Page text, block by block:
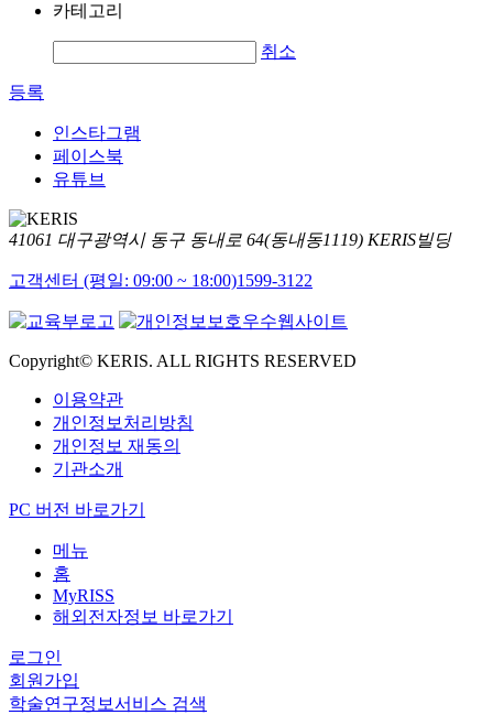
카테고리
취소
등록
인스타그램
페이스북
유튜브
41061 대구광역시 동구 동내로 64(동내동1119) KERIS빌딩
고객센터 (평일: 09:00 ~ 18:00)1599-3122
Copyright© KERIS. ALL RIGHTS RESERVED
이용약관
개인정보처리방침
개인정보 재동의
기관소개
PC 버전 바로가기
메뉴
홈
MyRISS
해외전자정보 바로가기
로그인
회원가입
학술연구정보서비스 검색